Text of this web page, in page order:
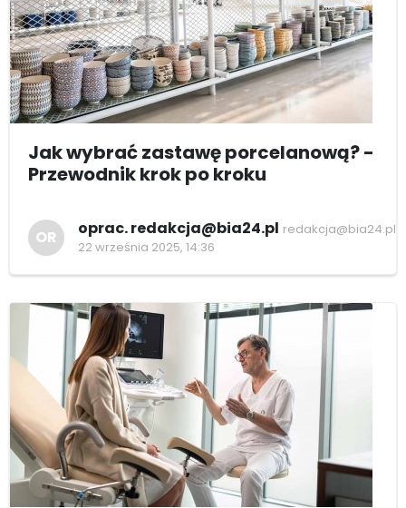
Jak wybrać zastawę porcelanową? -
Przewodnik krok po kroku
OR oprac. redakcja@bia24.pl redakcja@bia24.pl
22 września 2025, 14:36